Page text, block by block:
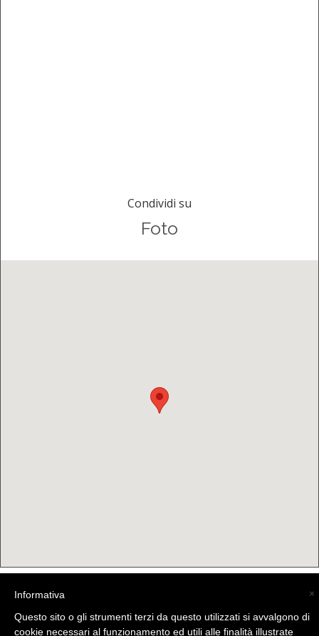
Condividi su
Foto
×
Informativa
Questo sito o gli strumenti terzi da questo utilizzati si avvalgono di
cookie necessari al funzionamento ed utili alle finalità illustrate